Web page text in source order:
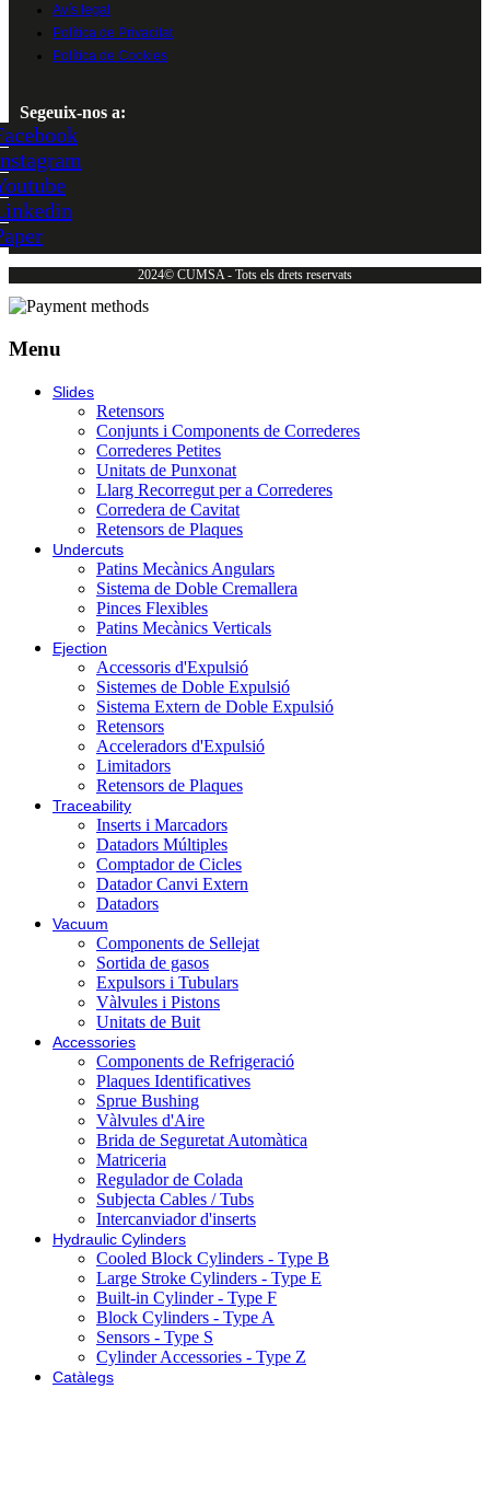
Avís legal
Política de Privacitat
Política de Cookies
Segeuix-nos a:
2024© CUMSA - Tots els drets reservats
Menu
Slides
Retensors
Conjunts i Components de Correderes
Correderes Petites
Unitats de Punxonat
Llarg Recorregut per a Correderes
Corredera de Cavitat
Retensors de Plaques
Undercuts
Patins Mecànics Angulars
Sistema de Doble Cremallera
Pinces Flexibles
Patins Mecànics Verticals
Ejection
Accessoris d'Expulsió
Sistemes de Doble Expulsió
Sistema Extern de Doble Expulsió
Retensors
Acceleradors d'Expulsió
Limitadors
Retensors de Plaques
Traceability
Inserts i Marcadors
Datadors Múltiples
Comptador de Cicles
Datador Canvi Extern
Datadors
Vacuum
Components de Sellejat
Sortida de gasos
Expulsors i Tubulars
Vàlvules i Pistons
Unitats de Buit
Accessories
Components de Refrigeració
Plaques Identificatives
Sprue Bushing
Vàlvules d'Aire
Brida de Seguretat Automàtica
Matriceria
Regulador de Colada
Subjecta Cables / Tubs
Intercanviador d'inserts
Hydraulic Cylinders
Cooled Block Cylinders - Type B
Large Stroke Cylinders - Type E
Built-in Cylinder - Type F
Block Cylinders - Type A
Sensors - Type S
Cylinder Accessories - Type Z
Catàlegs